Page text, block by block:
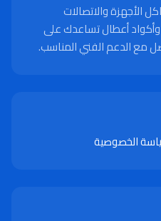
الأجهزة والاتصالات
وأكواد أعطال تساعدك على
مع الدعم الفني المناسب.
الخصوصية